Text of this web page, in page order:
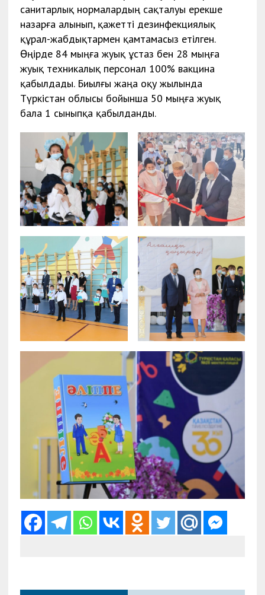
санитарлық нормалардың сақталуы ерекше
назарға алынып, қажетті дезинфекциялық
құрал-жабдықтармен қамтамасыз етілген.
Өңірде 84 мыңға жуық ұстаз бен 28 мыңға
жуық техникалық персонал 100% вакцина
қабылдады. Биылғы жаңа оқу жылында
Түркістан облысы бойынша 50 мыңға жуық
бала 1 сыныпқа қабылданды.